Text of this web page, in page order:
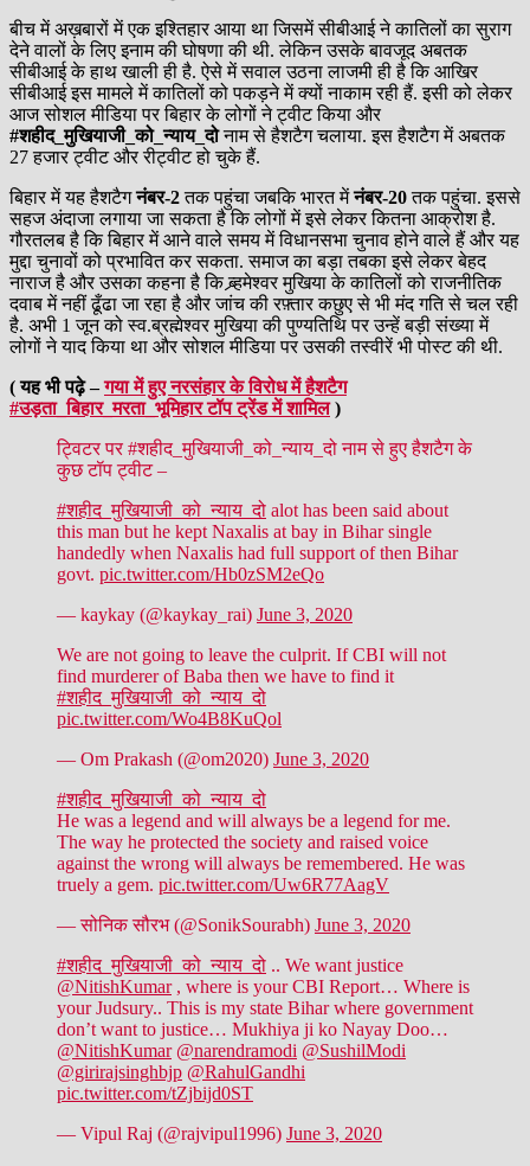
बीच में अख़बारों में एक इश्तिहार आया था जिसमें सीबीआई ने कातिलों का सुराग
देने वालों के लिए इनाम की घोषणा की थी. लेकिन उसके बावजूद अबतक
सीबीआई के हाथ खाली ही है. ऐसे में सवाल उठना लाजमी ही है कि आखिर
सीबीआई इस मामले में कातिलों को पकड़ने में क्यों नाकाम रही हैं. इसी को लेकर
आज सोशल मीडिया पर बिहार के लोगों ने ट्वीट किया और
#शहीद_मुखियाजी_को_न्याय_दोनाम से हैशटैग चलाया. इस हैशटैग में अबतक
27 हजार ट्वीट और रीट्वीट हो चुके हैं.
बिहार में यह हैशटैगनंबर-2तक पहुंचा जबकि भारत मेंनंबर-20तक पहुंचा. इससे
सहज अंदाजा लगाया जा सकता है कि लोगों में इसे लेकर कितना आक्रोश है.
गौरतलब है कि बिहार में आने वाले समय में विधानसभा चुनाव होने वाले हैं और यह
मुद्दा चुनावों को प्रभावित कर सकता. समाज का बड़ा तबका इसे लेकर बेहद
नाराज है और उसका कहना है कि ब्र्हमेश्वर मुखिया के कातिलों को राजनीतिक
दवाब में नहीं ढूँढा जा रहा है और जांच की रफ़्तार कछुए से भी मंद गति से चल रही
है. अभी 1 जून को स्व.ब्रह्मेश्वर मुखिया की पुण्यतिथि पर उन्हें बड़ी संख्या में
लोगों ने याद किया था और सोशल मीडिया पर उसकी तस्वीरें भी पोस्ट की थी.
( यह भी पढ़े –गया में हुए नरसंहार के विरोध में हैशटैग
#उड़ता_बिहार_मरता_भूमिहार टॉप ट्रेंड में शामिल)
ट्विटर पर #शहीद_मुखियाजी_को_न्याय_दो नाम से हुए हैशटैग के
कुछ टॉप ट्वीट –
#शहीद_मुखियाजी_को_न्याय_दो alot has been said about
this man but he kept Naxalis at bay in Bihar single
handedly when Naxalis had full support of then Bihar
govt. pic.twitter.com/Hb0zSM2eQo
— kaykay (@kaykay_rai) June 3, 2020
We are not going to leave the culprit. If CBI will not
find murderer of Baba then we have to find it
#शहीद_मुखियाजी_को_न्याय_दो
pic.twitter.com/Wo4B8KuQol
— Om Prakash (@om2020) June 3, 2020
#शहीद_मुखियाजी_को_न्याय_दो
He was a legend and will always be a legend for me.
The way he protected the society and raised voice
against the wrong will always be remembered. He was
truely a gem. pic.twitter.com/Uw6R77AagV
— सोनिक सौरभ (@SonikSourabh) June 3, 2020
#शहीद_मुखियाजी_को_न्याय_दो .. We want justice
@NitishKumar, where is your CBI Report… Where is
your Judsury.. This is my state Bihar where government
don’t want to justice… Mukhiya ji ko Nayay Doo…
@NitishKumar @narendramodi @SushilModi
@girirajsinghbjp @RahulGandhi
pic.twitter.com/tZjbijd0ST
— Vipul Raj (@rajvipul1996) June 3, 2020